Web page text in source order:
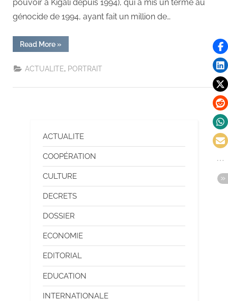
pouvoir à Kigali depuis 1994), qui a mis un terme au
génocide de 1994, ayant fait un million de…
Read More »
ACTUALITE PORTRAIT
ACTUALITE
COOPÉRATION
CULTURE
DECRETS
DOSSIER
ECONOMIE
EDITORIAL
EDUCATION
INTERNATIONALE